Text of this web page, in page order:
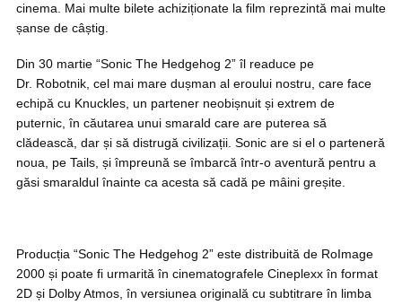
cinema. Mai multe bilete achiziționate la film reprezintă mai multe
șanse de câștig.
Din 30 martie “Sonic The Hedgehog 2” îl readuce pe
Dr. Robotnik, cel mai mare dușman al eroului nostru, care face
echipă cu Knuckles, un partener neobișnuit și extrem de
puternic, în căutarea unui smarald care are puterea să
clădească, dar și să distrugă civilizații. Sonic are si el o parteneră
noua, pe Tails, și împreună se îmbarcă într-o aventură pentru a
găsi smaraldul înainte ca acesta să cadă pe mâini greșite.
Producția “Sonic The Hedgehog 2” este distribuită de RoImage
2000 și poate fi urmarită în cinematografele Cineplexx în format
2D și Dolby Atmos, în versiunea originală cu subtitrare în limba